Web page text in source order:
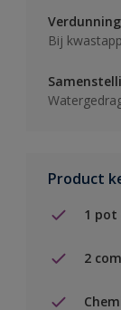
Verdunning
Bij
Product
1 pot
2